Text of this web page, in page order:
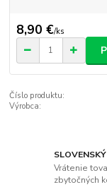
8,90 €/ks
Číslo produktu:
Výrobca:
Vrátenie
zbytočných